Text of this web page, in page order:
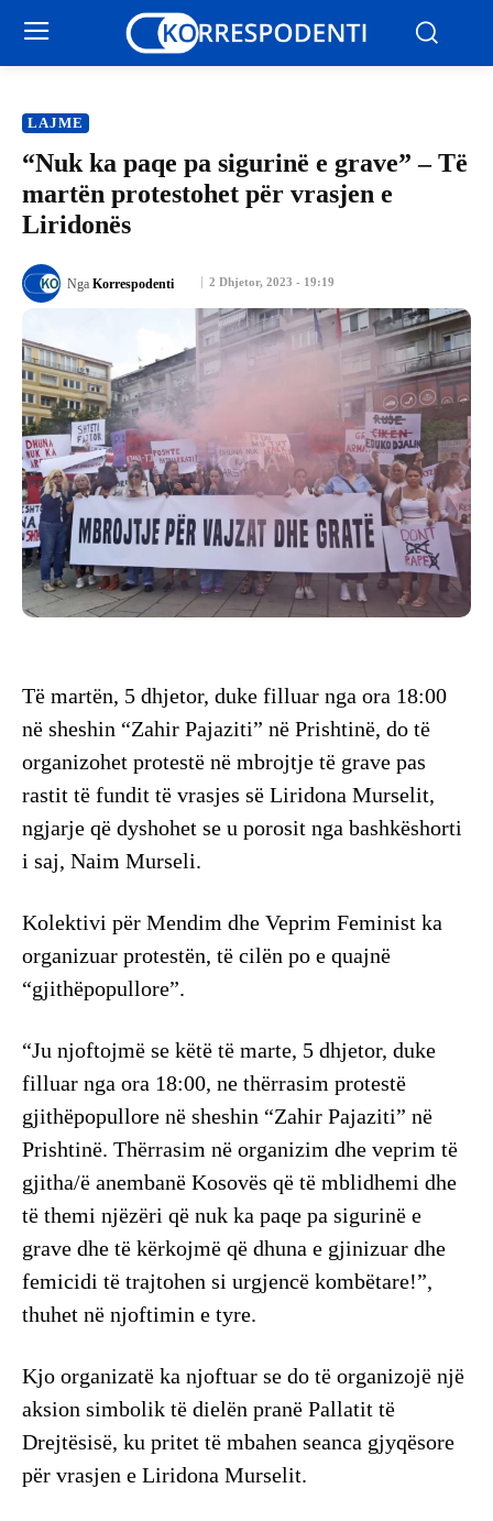
LAJME
“Nuk ka paqe pa sigurinë e grave” – Të
martën protestohet për vrasjen e
Liridonës
2 Dhjetor, 2023 - 19:19
Nga Korrespodenti
Të martën, 5 dhjetor, duke filluar nga ora 18:00
në sheshin “Zahir Pajaziti” në Prishtinë, do të
organizohet protestë në mbrojtje të grave pas
rastit të fundit të vrasjes së Liridona Murselit,
ngjarje që dyshohet se u porosit nga bashkëshorti
i saj, Naim Murseli.
Kolektivi për Mendim dhe Veprim Feminist ka
organizuar protestën, të cilën po e quajnë
“gjithëpopullore”.
“Ju njoftojmë se këtë të marte, 5 dhjetor, duke
filluar nga ora 18:00, ne thërrasim protestë
gjithëpopullore në sheshin “Zahir Pajaziti” në
Prishtinë. Thërrasim në organizim dhe veprim të
gjitha/ë anembanë Kosovës që të mblidhemi dhe
të themi njëzëri që nuk ka paqe pa sigurinë e
grave dhe të kërkojmë që dhuna e gjinizuar dhe
femicidi të trajtohen si urgjencë kombëtare!”,
thuhet në njoftimin e tyre.
Kjo organizatë ka njoftuar se do të organizojë një
aksion simbolik të dielën pranë Pallatit të
Drejtësisë, ku pritet të mbahen seanca gjyqësore
për vrasjen e Liridona Murselit.